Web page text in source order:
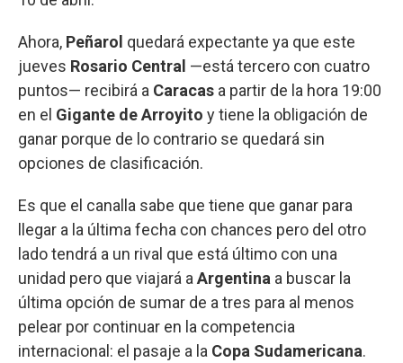
Ahora, Peñarol quedará expectante ya que este
jueves Rosario Central —está tercero con cuatro
puntos— recibirá a Caracas a partir de la hora 19:00
en el Gigante de Arroyito y tiene la obligación de
ganar porque de lo contrario se quedará sin
opciones de clasificación.
Es que el canalla sabe que tiene que ganar para
llegar a la última fecha con chances pero del otro
lado tendrá a un rival que está último con una
unidad pero que viajará a Argentina a buscar la
última opción de sumar de a tres para al menos
pelear por continuar en la competencia
internacional: el pasaje a la Copa Sudamericana.